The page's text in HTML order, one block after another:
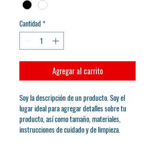
Cantidad*
Agregar al carrito
Soy la descripción de un producto. Soy el
lugar ideal para agregar detalles sobre tu
producto, así como tamaño, materiales,
instrucciones de cuidado y de limpieza.